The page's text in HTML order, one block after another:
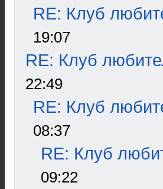
RE: Клуб
19:07
RE: Клуб
22:49
RE: Клуб
08:37
RE: Клуб
09:22